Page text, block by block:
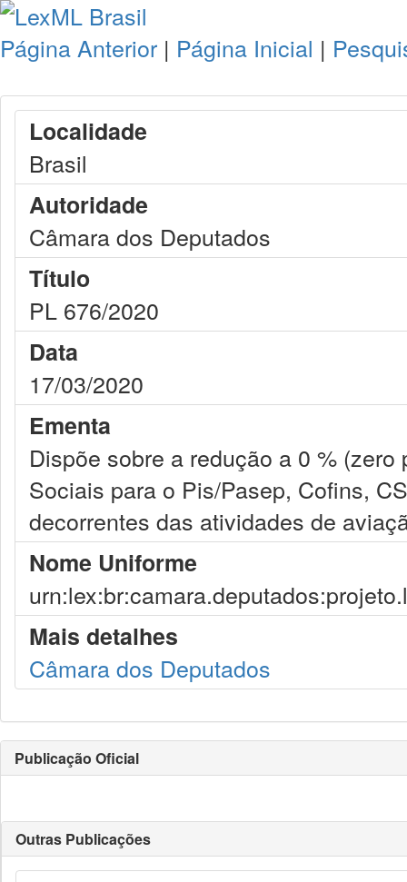
Página Anterior | Página Inicial |
Localidade
Brasil
Autoridade
Câmara dos Deputados
Título
PL 676/2020
Data
17/03/2020
Ementa
Dispõe sobre a redução a 0 %
Sociais para o Pis/Pasep, Cofins,
decorrentes das atividades de
Nome Uniforme
Mais detalhes
Câmara dos Deputados
Publicação Oficial
Outras Publicações